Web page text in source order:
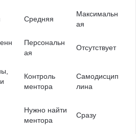
Средняя
Максимальн
ая
Персональн
ая
Отсутствует
Контроль
ментора
Самодисцип
лина
Нужно найти
ментора
Сразу